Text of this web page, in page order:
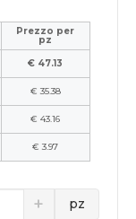
Prezzo per
pz
€ 47.13
€ 35.38
€ 43.16
€ 3.97
pz